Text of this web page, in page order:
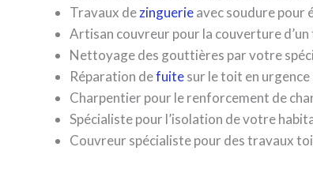
Travaux dezinguerieavec soudure pour
Artisan couvreur pour la couverture
Nettoyage des gouttières par votre
Réparation defuitesur le toit en
Charpentier pour le renforcement de
Spécialiste pour l’isolation de votre
Couvreur spécialiste pour des travaux